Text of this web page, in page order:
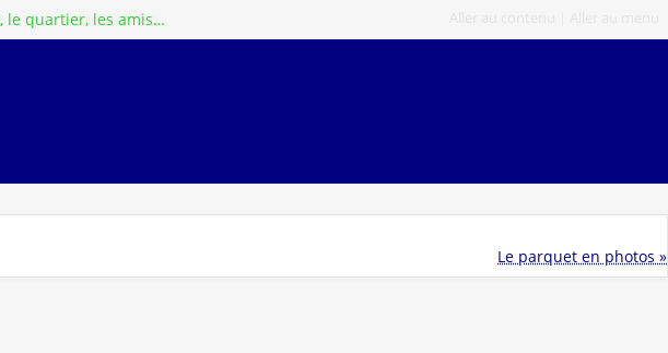
le quartier, les amis…
Le parquet en photos »